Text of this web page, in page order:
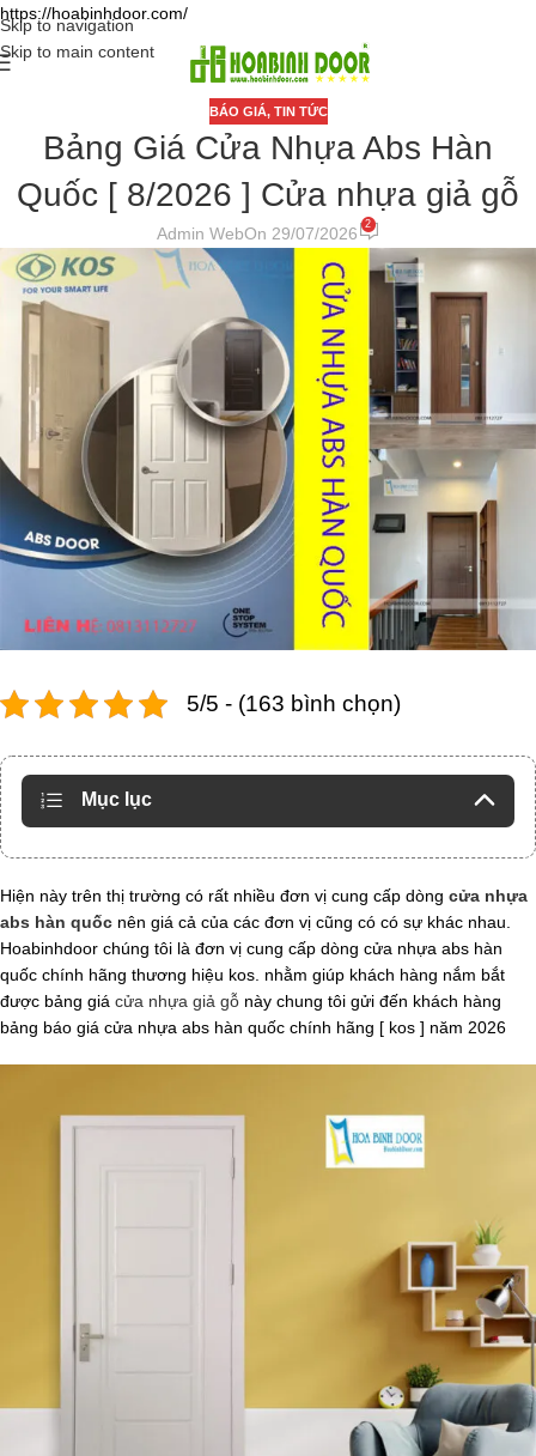
https://hoabinhdoor.com/
Skip to navigation
Skip to main content
BÁO GIÁ, TIN TỨC
Bảng Giá Cửa Nhựa Abs Hàn
Quốc [ 8/2026 ] Cửa nhựa giả gỗ
Admin WebOn 29/07/2026 2
5/5 - (163 bình chọn)
Mục lục
Hiện này trên thị trường có rất nhiều đơn vị cung cấp dòng cửa nhựa
abs hàn quốc nên giá cả của các đơn vị cũng có có sự khác nhau.
Hoabinhdoor chúng tôi là đơn vị cung cấp dòng cửa nhựa abs hàn
quốc chính hãng thương hiệu kos. nhằm giúp khách hàng nắm bắt
được bảng giá cửa nhựa giả gỗ này chung tôi gửi đến khách hàng
bảng báo giá cửa nhựa abs hàn quốc chính hãng [ kos ] năm 2026